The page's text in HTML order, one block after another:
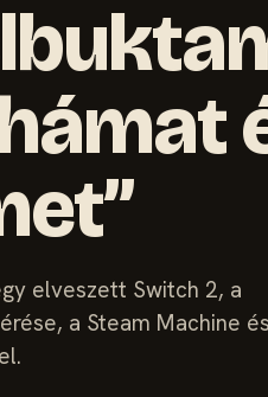
elveszett Switch 2, a
a Steam Machine és